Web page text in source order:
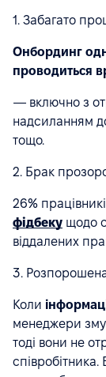
1. Забагато
Онбординг
проводиться
— включно з
надсиланням
тощо.
2. Брак
26%
фідбеку щодо
віддалених
3. Розпорошена
Коли
менеджери
тоді вони не